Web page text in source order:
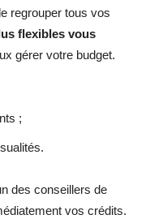
regrouper tous vos
flexibles vous
gérer votre budget.
;
des conseillers de
vos crédits.